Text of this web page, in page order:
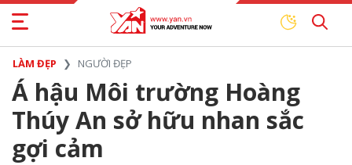
LÀM ĐẸP NGƯỜI ĐẸP
Á hậu Môi trường Hoàng
Thúy An sở hữu nhan sắc
gợi cảm